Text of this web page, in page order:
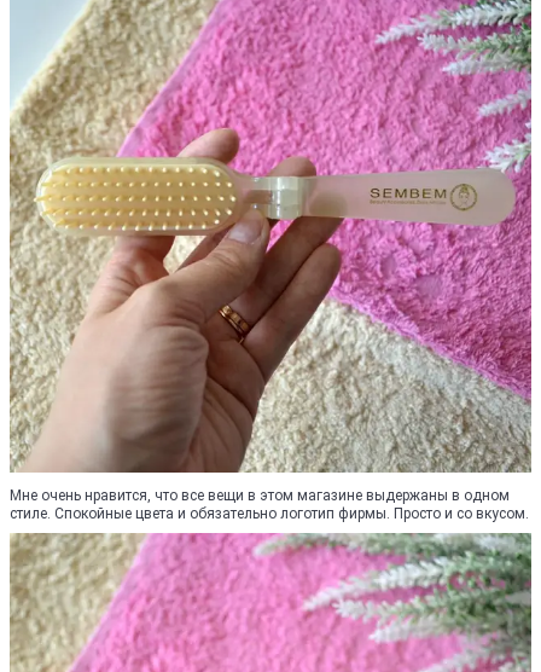
Мне очень нравится, что все вещи в этом магазине выдержаны в одном
стиле. Спокойные цвета и обязательно логотип фирмы. Просто и со вкусом.